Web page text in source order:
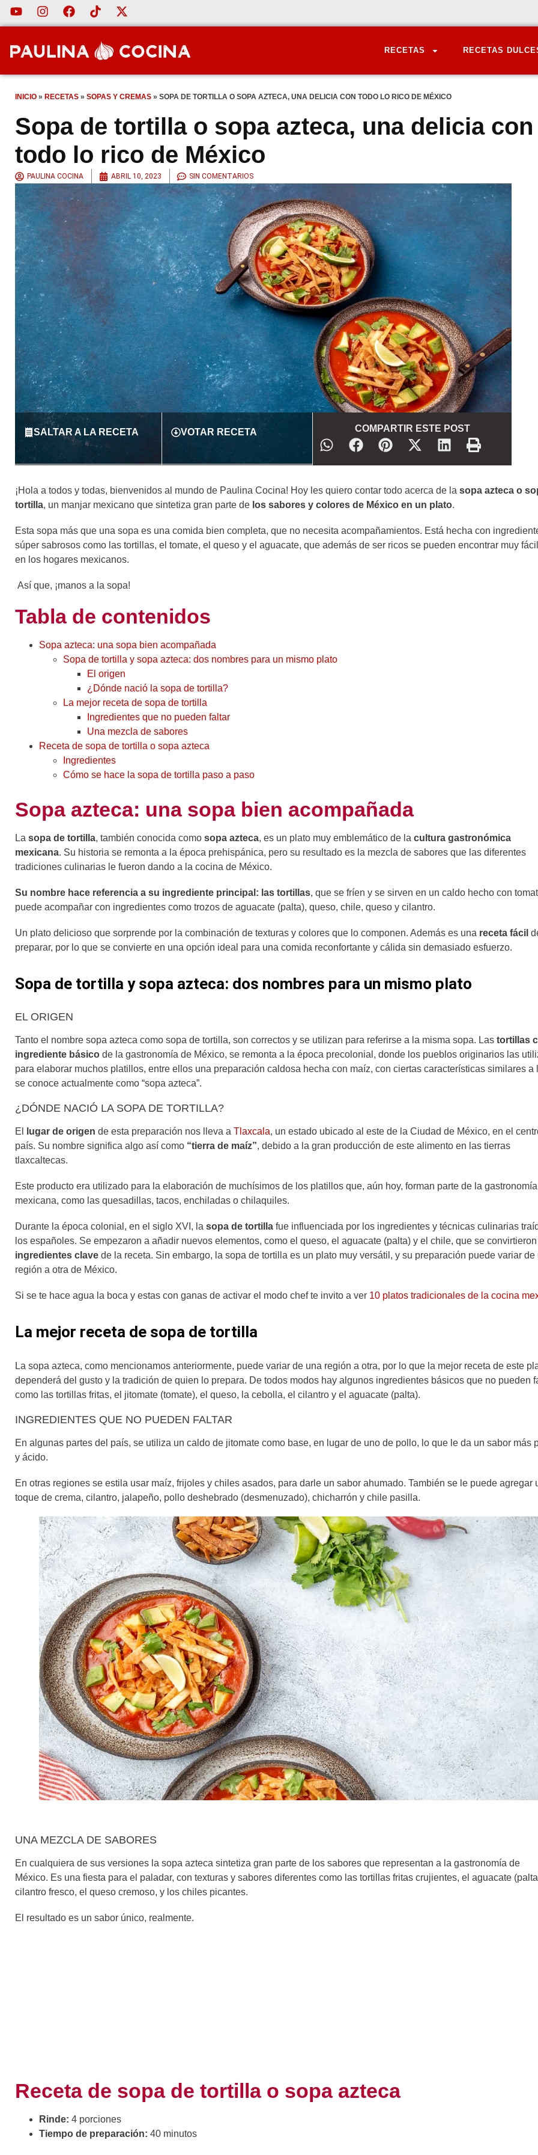
RECETAS RECETAS
INICIO » RECETAS » SOPAS Y CREMAS » SOPA DE TORTILLA O SOPA AZTECA, UNA DELICIA CON TODO LO RICO DE MÉXICO
Sopa de tortilla o sopa azteca, una delicia con
todo lo rico de México
PAULINA COCINA ABRIL 10, 2023 SIN COMENTARIOS
SALTAR A LA RECETA VOTAR RECETA COMPARTIR ESTE POST
¡Hola a todos y todas, bienvenidos al mundo de Paulina Cocina! Hoy les quiero contar todo acerca de la sopa azteca o
tortilla, un manjar mexicano que sintetiza gran parte de los sabores y colores de México en un plato.
Esta sopa más que una sopa es una comida bien completa, que no necesita acompañamientos. Está hecha con
súper sabrosos como las tortillas, el tomate, el queso y el aguacate, que además de ser ricos se pueden encontrar muy
en los hogares mexicanos.
Así que, ¡manos a la sopa!
Tabla de contenidos
Sopa azteca: una sopa bien acompañada
Sopa de tortilla y sopa azteca: dos nombres para un mismo plato
El origen
¿Dónde nació la sopa de tortilla?
La mejor receta de sopa de tortilla
Ingredientes que no pueden faltar
Una mezcla de sabores
Receta de sopa de tortilla o sopa azteca
Ingredientes
Cómo se hace la sopa de tortilla paso a paso
Sopa azteca: una sopa bien acompañada
La sopa de tortilla, también conocida como sopa azteca, es un plato muy emblemático de la cultura gastronómica
mexicana. Su historia se remonta a la época prehispánica, pero su resultado es la mezcla de sabores que las diferentes
tradiciones culinarias le fueron dando a la cocina de México.
Su nombre hace referencia a su ingrediente principal: las tortillas, que se fríen y se sirven en un caldo hecho con
puede acompañar con ingredientes como trozos de aguacate (palta), queso, chile, queso y cilantro.
Un plato delicioso que sorprende por la combinación de texturas y colores que lo componen. Además es una receta fácil
preparar, por lo que se convierte en una opción ideal para una comida reconfortante y cálida sin demasiado esfuerzo.
Sopa de tortilla y sopa azteca: dos nombres para un mismo plato
EL ORIGEN
Tanto el nombre sopa azteca como sopa de tortilla, son correctos y se utilizan para referirse a la misma sopa. Las tortillas
ingrediente básico de la gastronomía de México, se remonta a la época precolonial, donde los pueblos originarios las
para elaborar muchos platillos, entre ellos una preparación caldosa hecha con maíz, con ciertas características similares a
se conoce actualmente como “sopa azteca”.
¿DÓNDE NACIÓ LA SOPA DE TORTILLA?
El lugar de origen de esta preparación nos lleva a Tlaxcala, un estado ubicado al este de la Ciudad de México, en el
país. Su nombre significa algo así como “tierra de maíz”, debido a la gran producción de este alimento en las tierras
tlaxcaltecas.
Este producto era utilizado para la elaboración de muchísimos de los platillos que, aún hoy, forman parte de la gastronomía
mexicana, como las quesadillas, tacos, enchiladas o chilaquiles.
Durante la época colonial, en el siglo XVI, la sopa de tortilla fue influenciada por los ingredientes y técnicas culinarias
los españoles. Se empezaron a añadir nuevos elementos, como el queso, el aguacate (palta) y el chile, que se convirtieron
ingredientes clave de la receta. Sin embargo, la sopa de tortilla es un plato muy versátil, y su preparación puede variar de
región a otra de México.
Si se te hace agua la boca y estas con ganas de activar el modo chef te invito a ver 10 platos tradicionales de la cocina
La mejor receta de sopa de tortilla
La sopa azteca, como mencionamos anteriormente, puede variar de una región a otra, por lo que la mejor receta de este
dependerá del gusto y la tradición de quien lo prepara. De todos modos hay algunos ingredientes básicos que no pueden
como las tortillas fritas, el jitomate (tomate), el queso, la cebolla, el cilantro y el aguacate (palta).
INGREDIENTES QUE NO PUEDEN FALTAR
En algunas partes del país, se utiliza un caldo de jitomate como base, en lugar de uno de pollo, lo que le da un sabor más
y ácido.
En otras regiones se estila usar maíz, frijoles y chiles asados, para darle un sabor ahumado. También se le puede agregar
toque de crema, cilantro, jalapeño, pollo deshebrado (desmenuzado), chicharrón y chile pasilla.
UNA MEZCLA DE SABORES
En cualquiera de sus versiones la sopa azteca sintetiza gran parte de los sabores que representan a la gastronomía de
México. Es una fiesta para el paladar, con texturas y sabores diferentes como las tortillas fritas crujientes, el aguacate
cilantro fresco, el queso cremoso, y los chiles picantes.
El resultado es un sabor único, realmente.
Receta de sopa de tortilla o sopa azteca
Rinde: 4 porciones
Tiempo de preparación: 40 minutos